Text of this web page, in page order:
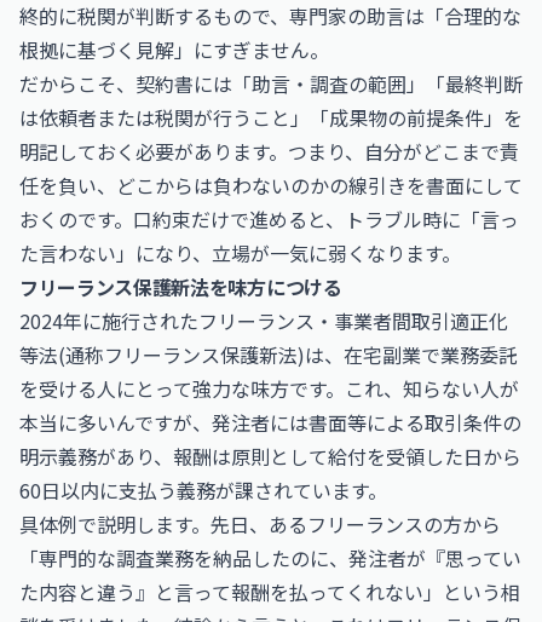
終的に税関が判断するもので、専門家の助言は「合理的な
根拠に基づく見解」にすぎません。
だからこそ、契約書には「助言・調査の範囲」「最終判断
は依頼者または税関が行うこと」「成果物の前提条件」を
明記しておく必要があります。つまり、自分がどこまで責
任を負い、どこからは負わないのかの線引きを書面にして
おくのです。口約束だけで進めると、トラブル時に「言っ
た言わない」になり、立場が一気に弱くなります。
フリーランス保護新法を味方につける
2024年に施行されたフリーランス・事業者間取引適正化
等法(通称フリーランス保護新法)は、在宅副業で業務委託
を受ける人にとって強力な味方です。これ、知らない人が
本当に多いんですが、発注者には書面等による取引条件の
明示義務があり、報酬は原則として給付を受領した日から
60日以内に支払う義務が課されています。
具体例で説明します。先日、あるフリーランスの方から
「専門的な調査業務を納品したのに、発注者が『思ってい
た内容と違う』と言って報酬を払ってくれない」という相